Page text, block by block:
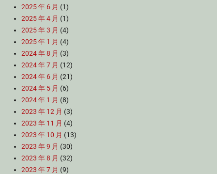
2025 年 6 月 (1)
2025 年 4 月 (1)
2025 年 3 月 (4)
2025 年 1 月 (4)
2024 年 8 月 (3)
2024 年 7 月 (12)
2024 年 6 月 (21)
2024 年 5 月 (6)
2024 年 1 月 (8)
2023 年 12 月 (3)
2023 年 11 月 (4)
2023 年 10 月 (13)
2023 年 9 月 (30)
2023 年 8 月 (32)
2023 年 7 月 (9)